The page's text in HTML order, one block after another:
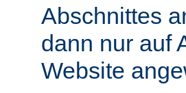
Abschnittes
dann nur auf
Website